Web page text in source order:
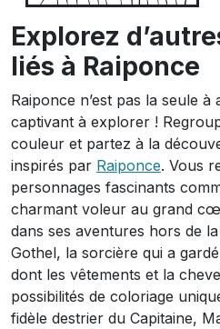
Explorez
liés à Raiponce
Raiponce n’est pas la seule
captivant à explorer !
couleur et partez à la
inspirés par Raiponce. Vous
personnages fascinants
charmant voleur au grand
dans ses aventures hors de
Gothel, la sorcière qui a
dont les vêtements et la
possibilités de coloriage
fidèle destrier du Capitaine,